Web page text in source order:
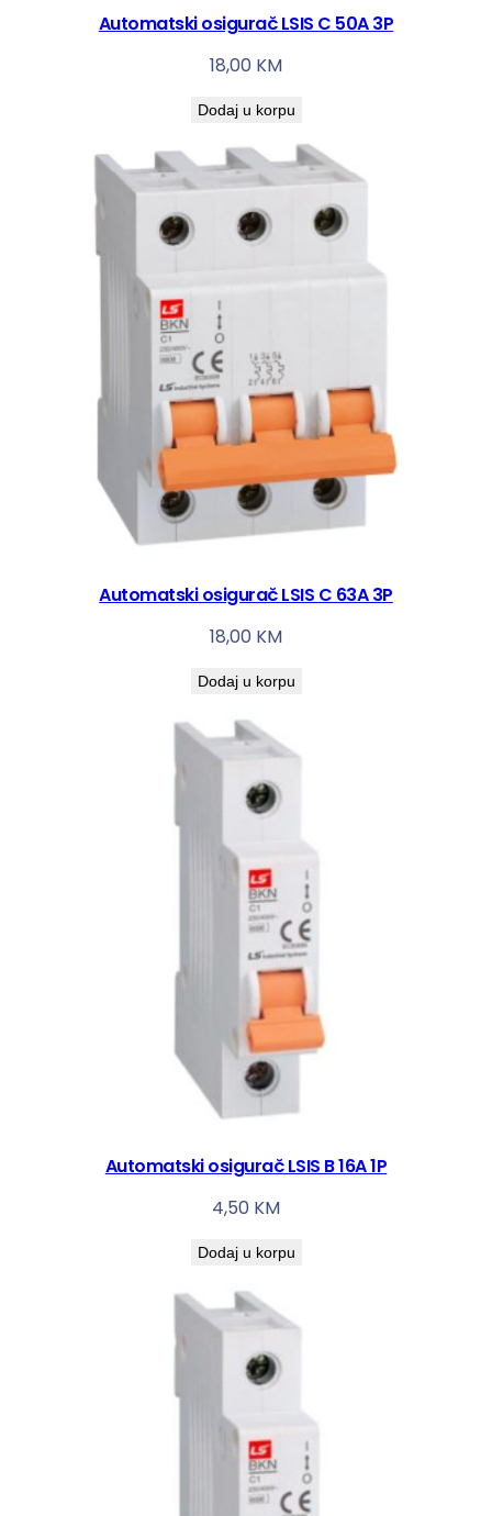
Automatski osigurač LSIS C 50A 3P
18,00 KM
Dodaj u korpu
Automatski osigurač LSIS C 63A 3P
18,00 KM
Dodaj u korpu
Automatski osigurač LSIS B 16A 1P
4,50 KM
Dodaj u korpu